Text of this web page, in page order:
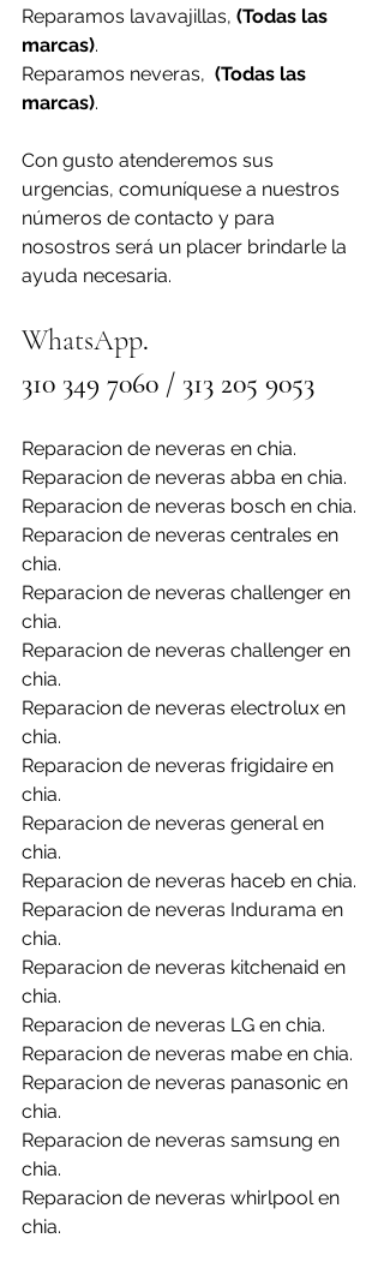
Reparamos lavavajillas, (Todas las
marcas).
Reparamos neveras, (Todas las
marcas).
Con gusto atenderemos sus
urgencias, comuníquese a nuestros
números de contacto y para
nosostros será un placer brindarle la
ayuda necesaria.
WhatsApp.
310 349 7060 / 313 205 9053
Reparacion de neveras en chia.
Reparacion de neveras abba en chia.
Reparacion de neveras bosch en chia.
Reparacion de neveras centrales en
chia.
Reparacion de neveras challenger en
chia.
Reparacion de neveras challenger en
chia.
Reparacion de neveras electrolux en
chia.
Reparacion de neveras frigidaire en
chia.
Reparacion de neveras general en
chia.
Reparacion de neveras haceb en chia.
Reparacion de neveras Indurama en
chia.
Reparacion de neveras kitchenaid en
chia.
Reparacion de neveras LG en chia.
Reparacion de neveras mabe en chia.
Reparacion de neveras panasonic en
chia.
Reparacion de neveras samsung en
chia.
Reparacion de neveras whirlpool en
chia.